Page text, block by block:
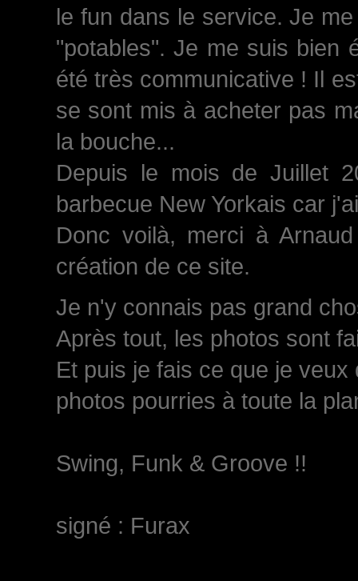
le fun dans le service. Je
"potables". Je me suis bien
été très communicative ! Il
se sont mis à acheter pas
la bouche...
Depuis le mois de Juillet
barbecue New Yorkais car
Donc voilà, merci à
création de ce site.
Je n'y connais pas grand
Après tout, les photos sont
Et puis je fais ce que je
photos pourries à toute la
Swing, Funk & Groove !!
signé : Furax